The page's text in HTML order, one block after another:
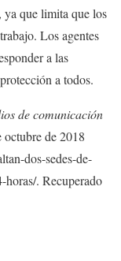
que limita que los
Los agentes
a las
a todos.
de comunicación
de 2018
dos-sedes-de-
horas/. Recuperado